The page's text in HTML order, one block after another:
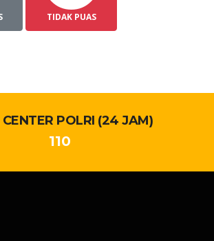
TIDAK PUAS
POLRI (24 JAM)
110